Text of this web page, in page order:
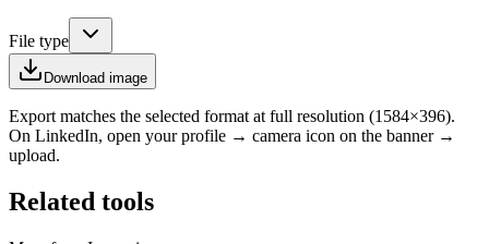
File type
Download image
Export matches the selected format at full resolution (1584×396).
On LinkedIn, open your profile → camera icon on the banner →
upload.
Related tools